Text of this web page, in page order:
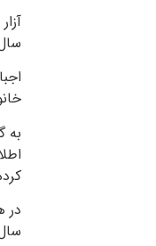
سال ۱۴۰۲ این آزارها تشدید شده و حتی شهروندان درگذشته بهایی نیز، از
به
در